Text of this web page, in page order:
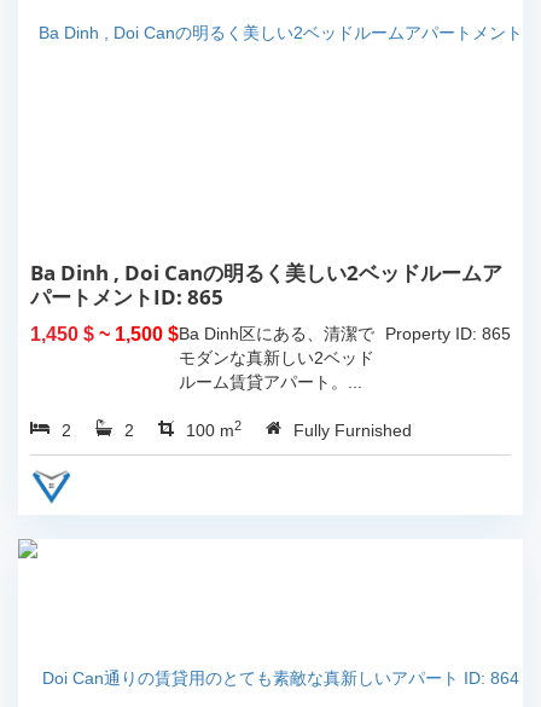
Ba Dinh , Doi Canの明るく美しい2ベッドルームア
パートメントID: 865
1,450 $ ~ 1,500 $ Property ID: 865
Ba Dinh区にある、清潔で
モダンな真新しい2ベッド
ルーム賃貸アパート。...
2 2 100 m2 Fully Furnished